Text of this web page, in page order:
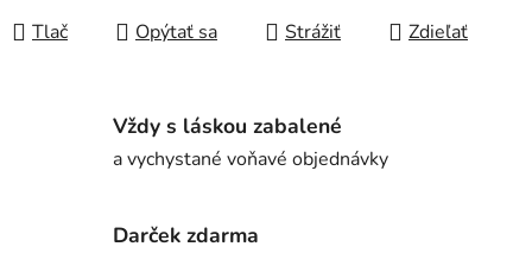
Tlač Opýtať sa Strážiť Zdieľať
Vždy s láskou zabalené
a vychystané voňavé objednávky
Darček zdarma